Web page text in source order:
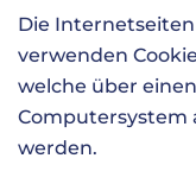
Die
verwenden
welche über
Computersystem
werden.